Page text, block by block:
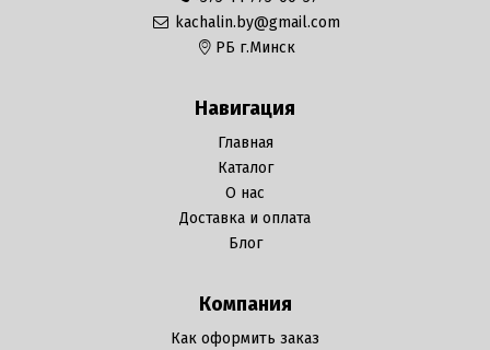
kachalin.by@gmail.com
РБ г.Минск
Навигация
Главная
Каталог
О нас
Доставка и оплата
Блог
Компания
Как оформить заказ